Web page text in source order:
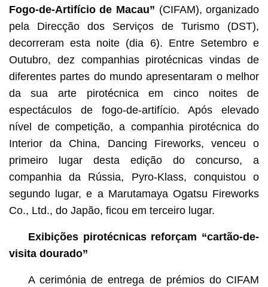
Fogo-de-Artifício de Macau” (CIFAM), organizado
pela Direcção dos Serviços de Turismo (DST),
decorreram esta noite (dia 6). Entre Setembro e
Outubro, dez companhias pirotécnicas vindas de
diferentes partes do mundo apresentaram o melhor
da sua arte pirotécnica em cinco noites de
espectáculos de fogo-de-artifício. Após elevado
nível de competição, a companhia pirotécnica do
Interior da China, Dancing Fireworks, venceu o
primeiro lugar desta edição do concurso, a
companhia da Rússia, Pyro-Klass, conquistou o
segundo lugar, e a Marutamaya Ogatsu Fireworks
Co., Ltd., do Japão, ficou em terceiro lugar.
Exibições pirotécnicas reforçam “cartão-de-
visita dourado”
A cerimónia de entrega de prémios do CIFAM